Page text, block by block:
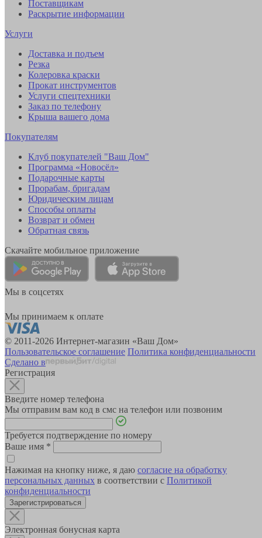
Поставщикам
Раскрытие информации
Услуги
Доставка и подъем
Резка
Колеровка краски
Прокат инструментов
Услуги спецтехники
Заказ по телефону
Крыша вашего дома
Покупателям
Клуб покупателей "Ваш Дом"
Программа «Новосёл»
Подарочные карты
Прорабам, бригадам
Юридическим лицам
Способы оплаты
Возврат и обмен
Обратная связь
Скачайте мобильное приложение
Мы в соцсетях
Мы принимаем к оплате
© 2011-2026 Интернет-магазин «Ваш Дом»
Пользовательское соглашение Политика конфиденциальности
Сделано в
Регистрация
Введите номер телефона
Мы отправим вам код в смс на телефон или позвоним
Требуется подтверждение по номеру
Ваше имя *
Нажимая на кнопку ниже, я даю согласие на обработку
персональных данных в соответствии с Политикой
конфиденциальности
Зарегистрироваться
Электронная бонусная карта